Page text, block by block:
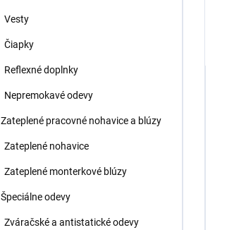
Vesty
Čiapky
Reflexné doplnky
Nepremokavé odevy
Zateplené pracovné nohavice a blúzy
Zateplené nohavice
Zateplené monterkové blúzy
Špeciálne odevy
Zváračské a antistatické odevy